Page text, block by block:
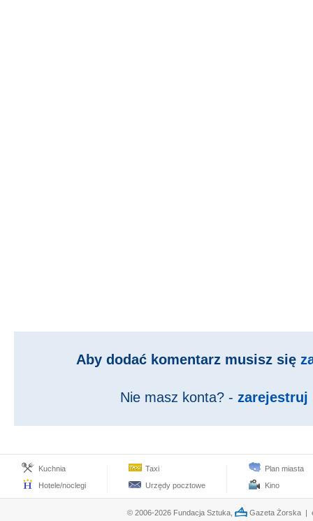
Aby dodać komentarz musisz się
Nie masz konta? - zarejestruj
Kuchnia
Hotele/noclegi
Taxi
Urzędy pocztowe
Plan miasta
Kino
© 2006-2026 Fundacja Sztuka, Gazeta Żorska |